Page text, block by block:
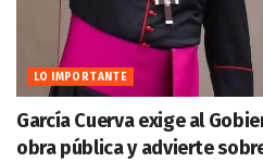
LO IMPORTANTE
García Cuerva exige al
obra pública y advierte